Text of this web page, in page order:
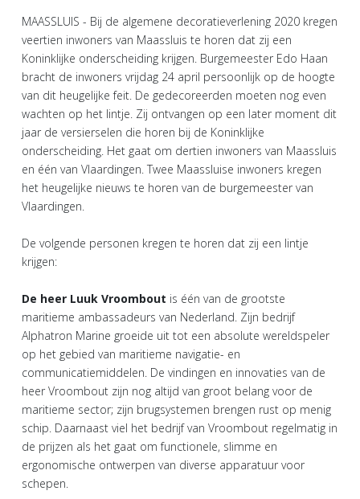
MAASSLUIS - Bij de algemene decoratieverlening 2020 kregen
veertien inwoners van Maassluis te horen dat zij een
Koninklijke onderscheiding krijgen. Burgemeester Edo Haan
bracht de inwoners vrijdag 24 april persoonlijk op de hoogte
van dit heugelijke feit. De gedecoreerden moeten nog even
wachten op het lintje. Zij ontvangen op een later moment dit
jaar de versierselen die horen bij de Koninklijke
onderscheiding. Het gaat om dertien inwoners van Maassluis
en één van Vlaardingen. Twee Maassluise inwoners kregen
het heugelijke nieuws te horen van de burgemeester van
Vlaardingen.
De volgende personen kregen te horen dat zij een lintje
krijgen:
De heer Luuk Vroombout is één van de grootste
maritieme ambassadeurs van Nederland. Zijn bedrijf
Alphatron Marine groeide uit tot een absolute wereldspeler
op het gebied van maritieme navigatie- en
communicatiemiddelen. De vindingen en innovaties van de
heer Vroombout zijn nog altijd van groot belang voor de
maritieme sector; zijn brugsystemen brengen rust op menig
schip. Daarnaast viel het bedrijf van Vroombout regelmatig in
de prijzen als het gaat om functionele, slimme en
ergonomische ontwerpen van diverse apparatuur voor
schepen.